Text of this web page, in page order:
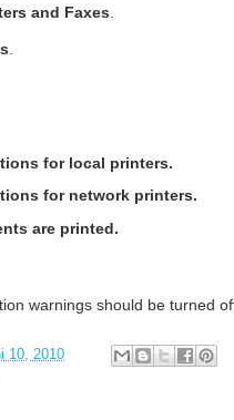
and Faxes
for local printers.
for network printers.
are printed.
warnings should be turned
10, 2010